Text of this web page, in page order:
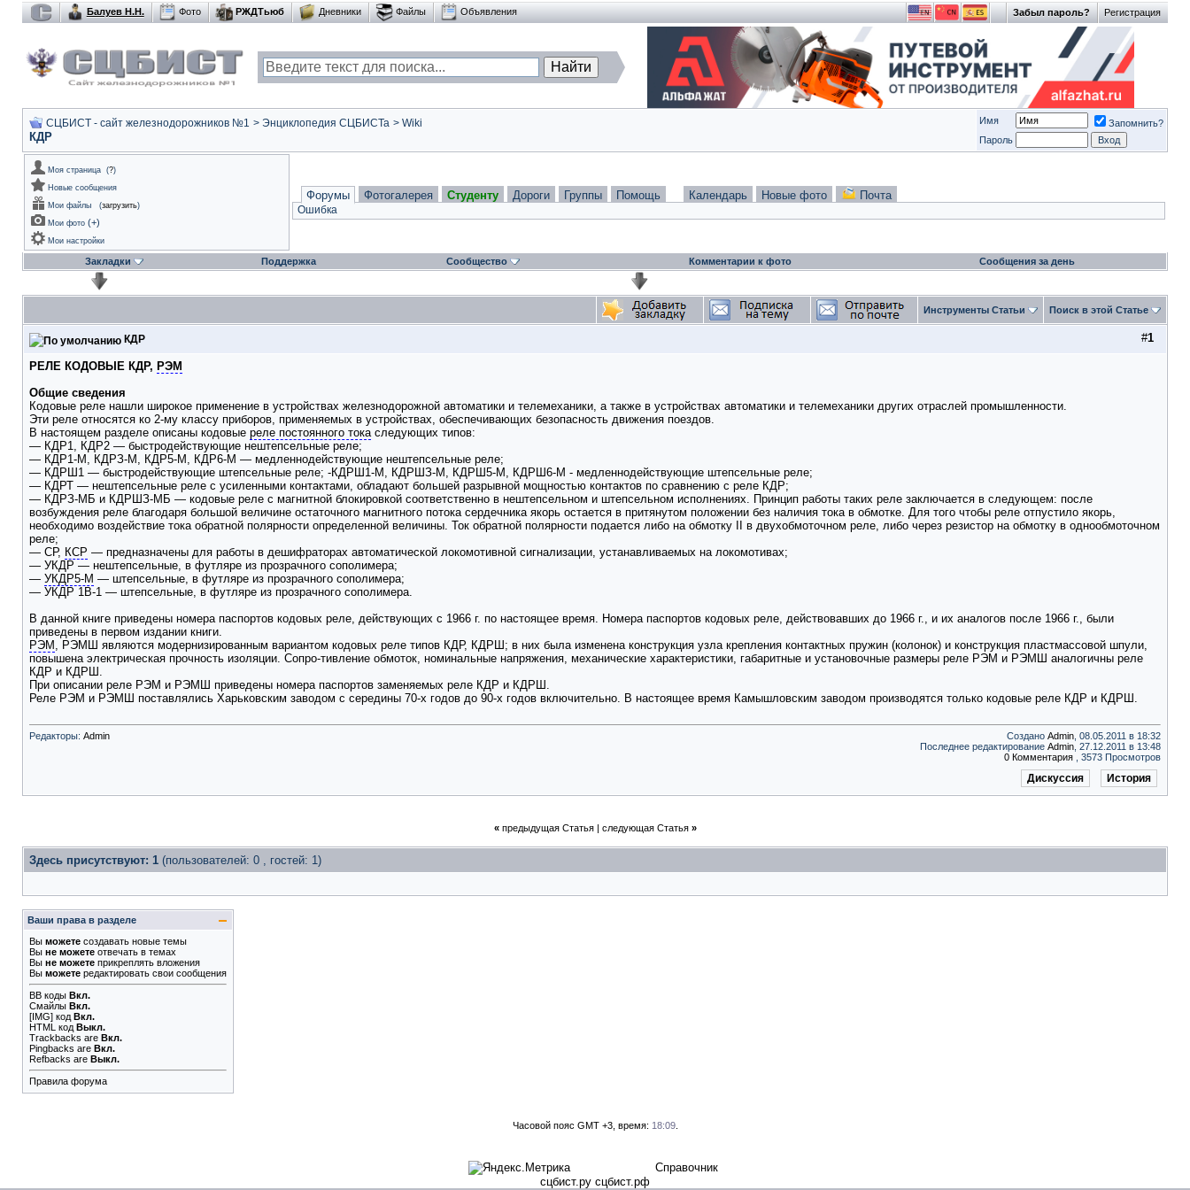
Регистрация
Забыл пароль?
Балуев Н.Н. Фото РЖДТьюб Дневники Файлы Объявления
СЦБИСТ - сайт железнодорожников №1 > Энциклопедия СЦБИСТа > Wiki
КДР
Имя
Запомнить?
Пароль
Моя страница (?)
Новые сообщения
Мои файлы
(загрузить)
Мои фото (+)
Мои настройки
Форумы Фотогалерея Студенту Дороги Группы Помощь Календарь Новые фото Почта
Ошибка
Закладки Поддержка Сообщество Комментарии к фото Сообщения за день
Инструменты Статьи Поиск в этой Статье
#1
КДР
РЕЛЕ КОДОВЫЕ КДР, РЭМ
Общие сведения
Кодовые реле нашли широкое применение в устройствах железнодорожной автоматики и телемеханики, а также в устройствах автоматики и телемеханики других отраслей промышленности.
Эти реле относятся ко 2-му классу приборов, применяемых в устройствах, обеспечивающих безопасность движения поездов.
В настоящем разделе описаны кодовые реле постоянного токаследующих типов:
— КДР1, КДР2 — быстродействующие нештепсельные реле;
— КДР1-М, КДРЗ-М, КДР5-М, КДР6-М — медленнодействующие нештепсельные реле;
— КДРШ1 — быстродействующие штепсельные реле; -КДРШ1-М, КДРШЗ-М, КДРШ5-М, КДРШ6-М - медленнодействующие штепсельные реле;
— КДРТ — нештепсельные реле с усиленными контактами, обладают большей разрывной мощностью контактов по сравнению с реле КДР;
— КДРЗ-МБ и КДРШЗ-МБ — кодовые реле с магнитной блокировкой соответственно в нештепсельном и штепсельном исполнениях. Принцип работы таких реле заключается в следующем: после
возбуждения реле благодаря большой величине остаточного магнитного потока сердечника якорь остается в притянутом положении без наличия тока в обмотке. Для того чтобы реле отпустило якорь,
необходимо воздействие тока обратной полярности определенной величины. Ток обратной полярности подается либо на обмотку II в двухобмоточном реле, либо через резистор на обмотку в однообмоточном
реле;
— СР, КСР — предназначены для работы в дешифраторах автоматической локомотивной сигнализации, устанавливаемых на локомотивах;
— УКДР — нештепсельные, в футляре из прозрачного сополимера;
— УКДР5-М — штепсельные, в футляре из прозрачного сополимера;
— УКДР 1В-1 — штепсельные, в футляре из прозрачного сополимера.
В данной книге приведены номера паспортов кодовых реле, действующих с 1966 г. по настоящее время. Номера паспортов кодовых реле, действовавших до 1966 г., и их аналогов после 1966 г., были
приведены в первом издании книги.
РЭМ , РЭМШ являются модернизированным вариантом кодовых реле типов КДР, КДРШ; в них была изменена конструкция узла крепления контактных пружин (колонок) и конструкция пластмассовой шпули,
повышена электрическая прочность изоляции. Сопро-тивление обмоток, номинальные напряжения, механические характеристики, габаритные и установочные размеры реле РЭМ и РЭМШ аналогичны реле
КДР и КДРШ.
При описании реле РЭМ и РЭМШ приведены номера паспортов заменяемых реле КДР и КДРШ.
Реле РЭМ и РЭМШ поставлялись Харьковским заводом с середины 70-х годов до 90-х годов включительно. В настоящее время Камышловским заводом производятся только кодовые реле КДР и КДРШ.
Редакторы: Admin Создано Admin , 08.05.2011 в 18:32
Последнее редактирование Admin , 27.12.2011 в 13:48
0 Комментария , 3573 Просмотров
Дискуссия История
« предыдущая Статья| следующая Статья »
Здесь присутствуют: 1 (пользователей: 0 , гостей: 1)
Ваши права в разделе
Вы можете создавать новые темы
Вы не можете отвечать в темах
Вы не можете прикреплять вложения
Вы можете редактировать свои сообщения
BB коды Вкл.
Смайлы Вкл.
[IMG] код Вкл.
HTML код Выкл.
Trackbacks are Вкл.
Pingbacks are Вкл.
Refbacks are Выкл.
Правила форума
Часовой пояс GMT +3, время: 18:09.
Справочник
сцбист.ру сцбист.рф